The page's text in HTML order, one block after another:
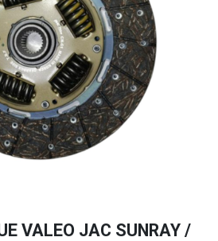
VALEO JAC SUNRAY /